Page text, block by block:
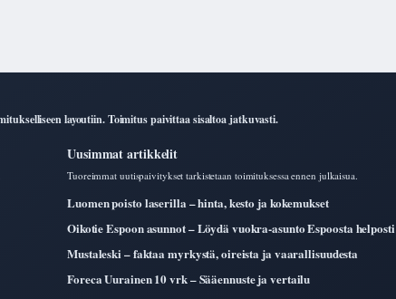
layoutiin. Toimitus paivittaa sisaltoa jatkuvasti.
Uusimmat artikkelit
Tuoreimmat uutispaivitykset tarkistetaan toimituksessa ennen julkaisua.
Luomen poisto laserilla – hinta, kesto ja kokemukset
Oikotie Espoon asunnot – Löydä vuokra-asunto Espoosta helposti
Mustaleski – faktaa myrkystä, oireista ja vaarallisuudesta
Foreca Uurainen 10 vrk – Sääennuste ja vertailu